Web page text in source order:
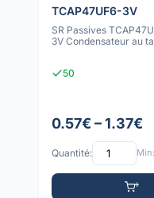
TCAP47UF6-3V
SR Passives
3V Condensateur au
50
0.57€ – 1.37€
Quantité: